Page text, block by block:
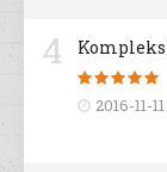
4 Kompleks
2016-11-